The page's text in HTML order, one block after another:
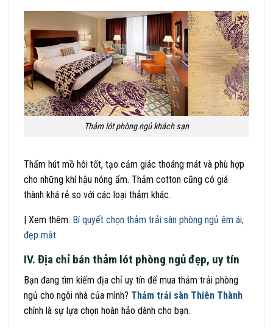
Thảm lót phòng ngủ khách sạn
Thấm hút mồ hôi tốt, tạo cảm giác thoáng mát và phù hợp
cho những khí hậu nóng ẩm. Thảm cotton cũng có giá
thành khá rẻ so với các loại thảm khác.
| Xem thêm: Bí quyết chọn thảm trải sàn phòng ngủ êm ái,
đẹp mắt
IV. Địa chỉ bán thảm lót phòng ngủ đẹp, uy tín
Bạn đang tìm kiếm địa chỉ uy tín để mua thảm trải phòng
ngủ cho ngôi nhà của mình? Thảm trải sàn Thiên Thành
chính là sự lựa chọn hoàn hảo dành cho bạn.